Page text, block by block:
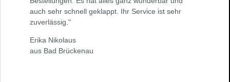
auch sehr schnell geklappt. Ihr Service ist sehr
zuverlässig."
Erika Nikolaus
aus Bad Brückenau